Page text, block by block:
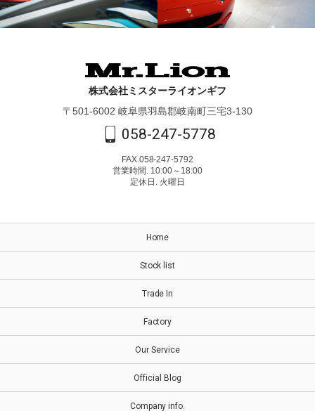
株式会社ミスターライオンギフ
〒501-6002 岐阜県羽島郡岐南町三宅3-130
058-247-5778
FAX.058-247-5792
営業時間. 10:00～18:00
定休日. 火曜日
Home
Stock list
Trade In
Factory
Our Service
Official Blog
Company info.